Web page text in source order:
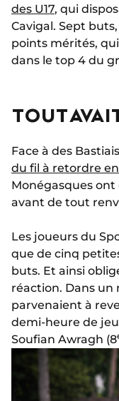
des U17, qui
Cavigal. Sept
points mérités,
dans le top 4 du
TOUT
Face à des
du fil à retordre
Monégasques ont
avant de tout
Les joueurs du
que de cinq
buts. Et ainsi
réaction. Dans un
parvenaient à
demi-heure de
Soufian Awragh (8